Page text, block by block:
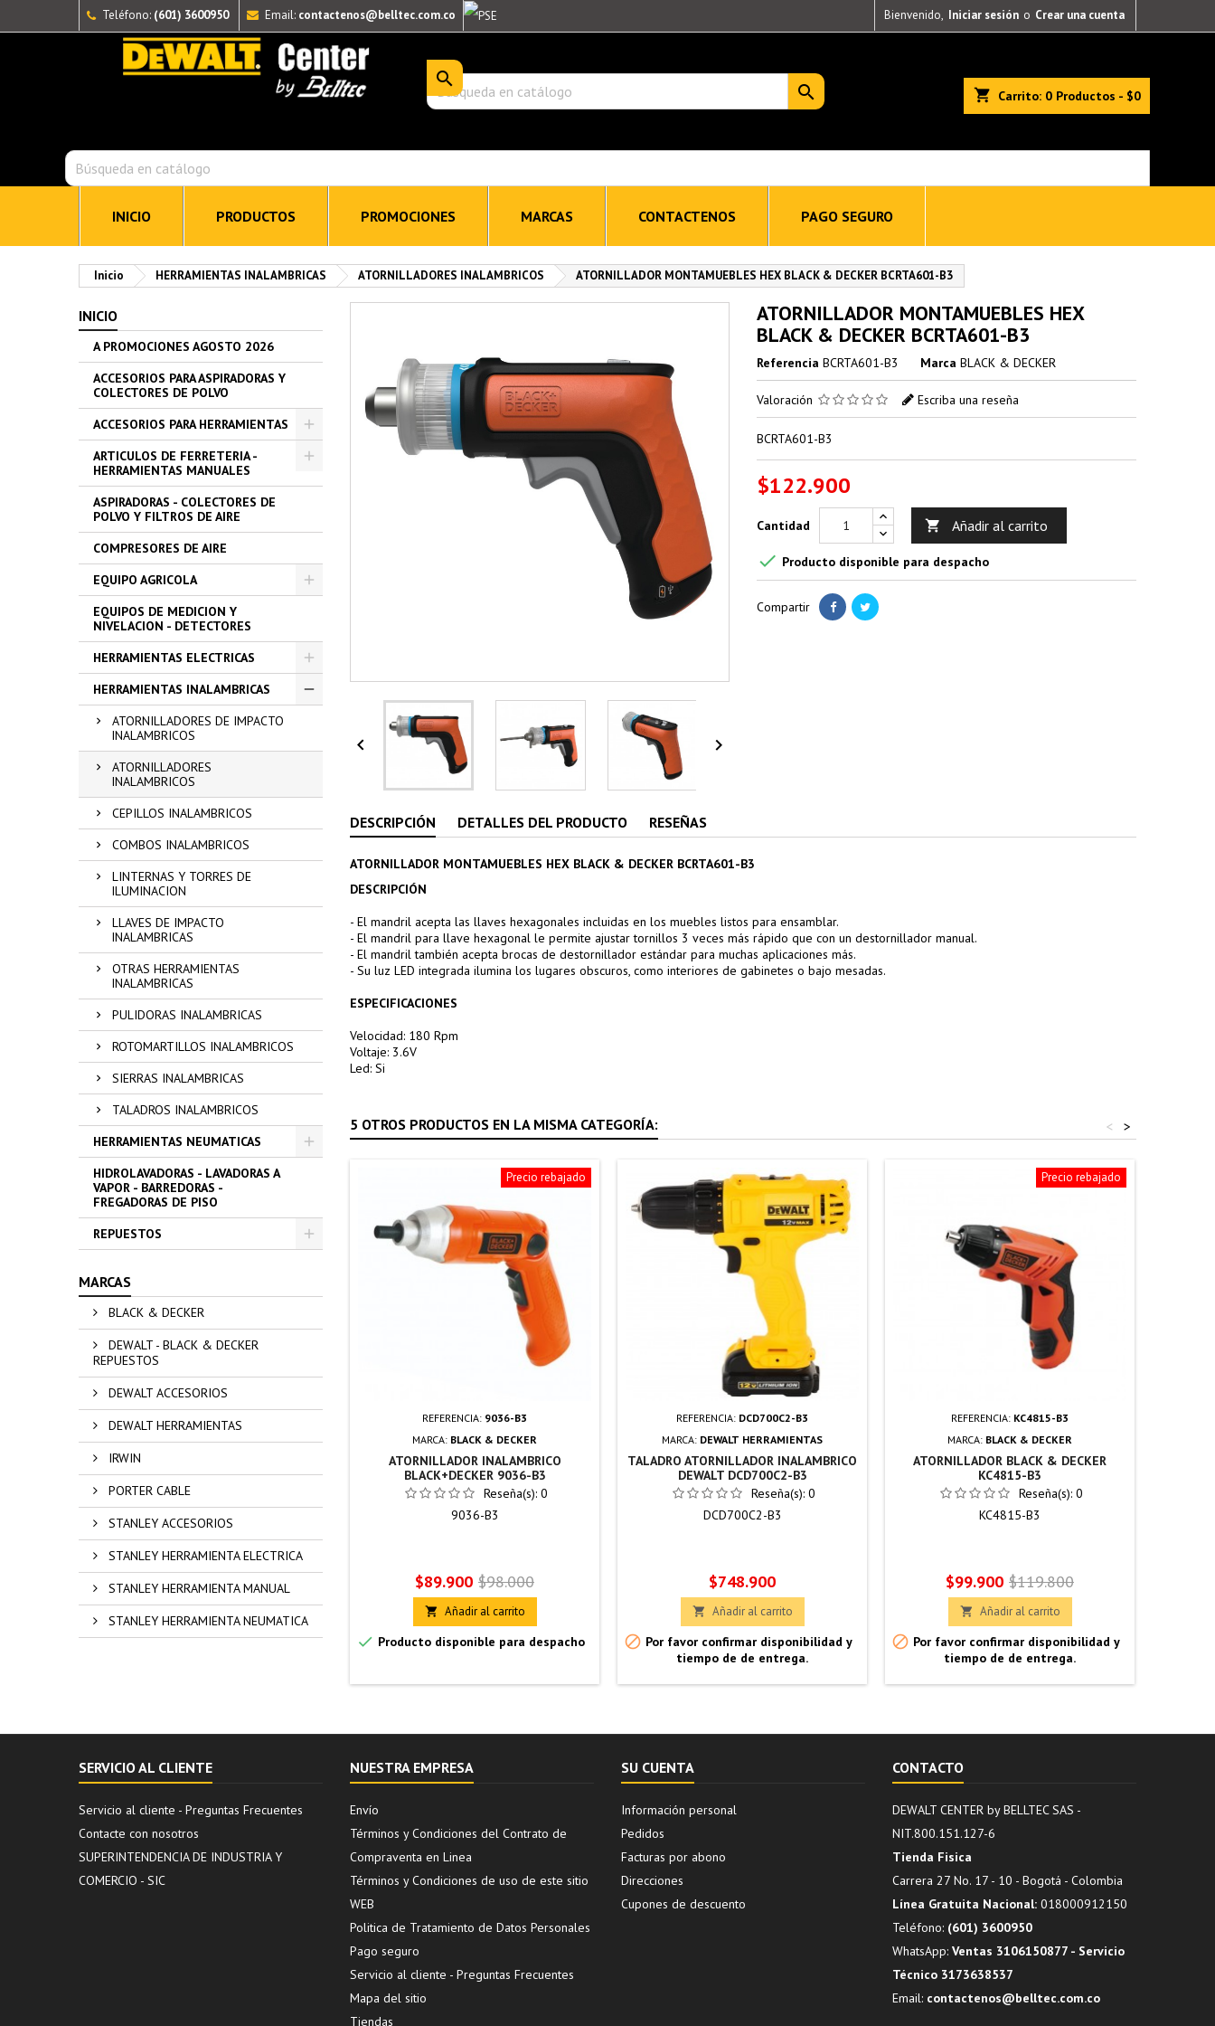
Teléfono: (601) 3600950 Email: contactenos@belltec.com.co Bienvenido, Iniciar sesión o Crear una cuenta
shopping_cart Carrito: 0 Productos - $0


INICIO PRODUCTOS PROMOCIONES MARCAS CONTACTENOS PAGO SEGURO
Inicio HERRAMIENTAS INALAMBRICAS ATORNILLADORES INALAMBRICOS ATORNILLADOR MONTAMUEBLES HEX BLACK & DECKER BCRTA601-B3
INICIO
A PROMOCIONES AGOSTO 2026
ACCESORIOS PARA ASPIRADORAS Y
COLECTORES DE POLVO
ACCESORIOS PARA HERRAMIENTAS
ARTICULOS DE FERRETERIA -
HERRAMIENTAS MANUALES
ASPIRADORAS - COLECTORES DE
POLVO Y FILTROS DE AIRE
COMPRESORES DE AIRE
EQUIPO AGRICOLA
EQUIPOS DE MEDICION Y
NIVELACION - DETECTORES
HERRAMIENTAS ELECTRICAS
HERRAMIENTAS INALAMBRICAS
ATORNILLADORES DE IMPACTO
INALAMBRICOS
ATORNILLADORES
INALAMBRICOS
CEPILLOS INALAMBRICOS
COMBOS INALAMBRICOS
LINTERNAS Y TORRES DE
ILUMINACION
LLAVES DE IMPACTO
INALAMBRICAS
OTRAS HERRAMIENTAS
INALAMBRICAS
PULIDORAS INALAMBRICAS
ROTOMARTILLOS INALAMBRICOS
SIERRAS INALAMBRICAS
TALADROS INALAMBRICOS
HERRAMIENTAS NEUMATICAS
HIDROLAVADORAS - LAVADORAS A
VAPOR - BARREDORAS -
FREGADORAS DE PISO
REPUESTOS
MARCAS
BLACK & DECKER
DEWALT - BLACK & DECKER
REPUESTOS
DEWALT ACCESORIOS
DEWALT HERRAMIENTAS
IRWIN
PORTER CABLE
STANLEY ACCESORIOS
STANLEY HERRAMIENTA ELECTRICA
STANLEY HERRAMIENTA MANUAL
STANLEY HERRAMIENTA NEUMATICA
 
ATORNILLADOR MONTAMUEBLES HEX
BLACK & DECKER BCRTA601-B3
Referencia BCRTA601-B3 Marca BLACK & DECKER
Valoración Escriba una reseña
BCRTA601-B3
$122.900
Cantidad  Añadir al carrito
 Producto disponible para despacho
Compartir
DESCRIPCIÓN DETALLES DEL PRODUCTO RESEÑAS
ATORNILLADOR MONTAMUEBLES HEX BLACK & DECKER BCRTA601-B3
DESCRIPCIÓN
- El mandril acepta las llaves hexagonales incluidas en los muebles listos para ensamblar.
- El mandril para llave hexagonal le permite ajustar tornillos 3 veces más rápido que con un destornillador manual.
- El mandril también acepta brocas de destornillador estándar para muchas aplicaciones más.
- Su luz LED integrada ilumina los lugares obscuros, como interiores de gabinetes o bajo mesadas.
ESPECIFICACIONES
Velocidad: 180 Rpm
Voltaje: 3.6V
Led: Si
5 OTROS PRODUCTOS EN LA MISMA CATEGORÍA: >
<
Precio rebajado
REFERENCIA: 9036-B3
MARCA: BLACK & DECKER
ATORNILLADOR INALAMBRICO
BLACK+DECKER 9036-B3
Reseña(s): 0
9036-B3
Precio
$89.900 Precio
base
$98.000
 Añadir al carrito
 Producto disponible para despacho
REFERENCIA: DCD700C2-B3
MARCA: DEWALT HERRAMIENTAS
TALADRO ATORNILLADOR INALAMBRICO
DEWALT DCD700C2-B3
Reseña(s): 0
DCD700C2-B3
Precio
$748.900
 Añadir al carrito
 Por favor confirmar disponibilidad y
tiempo de de entrega.
Precio rebajado
REFERENCIA: KC4815-B3
MARCA: BLACK & DECKER
ATORNILLADOR BLACK & DECKER
KC4815-B3
Reseña(s): 0
KC4815-B3
Precio
$99.900 Precio
base
$119.800
 Añadir al carrito
 Por favor confirmar disponibilidad y
tiempo de de entrega.
SERVICIO AL CLIENTE
Servicio al cliente - Preguntas Frecuentes
Contacte con nosotros
SUPERINTENDENCIA DE INDUSTRIA Y
COMERCIO - SIC
NUESTRA EMPRESA
Envío
Términos y Condiciones del Contrato de
Compraventa en Linea
Términos y Condiciones de uso de este sitio
WEB
Politica de Tratamiento de Datos Personales
Pago seguro
Servicio al cliente - Preguntas Frecuentes
Mapa del sitio
Tiendas
SU CUENTA
Información personal
Pedidos
Facturas por abono
Direcciones
Cupones de descuento
CONTACTO
DEWALT CENTER by BELLTEC SAS -
NIT.800.151.127-6
Tienda Fisica
Carrera 27 No. 17 - 10 - Bogotá - Colombia
Línea Gratuita Nacional: 018000912150
Teléfono: (601) 3600950
WhatsApp: Ventas 3106150877 - Servicio
Técnico 3173638537
Email: contactenos@belltec.com.co